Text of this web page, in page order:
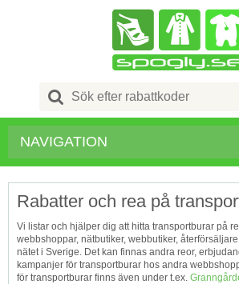
Search
for:
NAVIGATION
Rabatter och rea på
Vi listar och hjälper dig att hitta transportburar på
webbshoppar, nätbutiker, webbutiker,
nätet i Sverige. Det kan finnas andra reor,
kampanjer för transportburar hos andra
för transportburar finns även under t.ex.